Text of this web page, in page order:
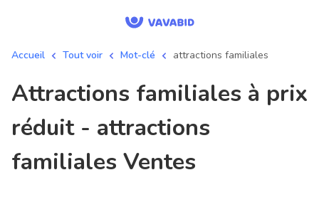
Accueil Tout voir Mot-clé attractions familiales
attractions familiales à prix
réduit - attractions
familiales Ventes